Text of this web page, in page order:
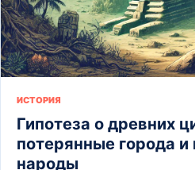
ИСТОРИЯ
Гипотеза о древних
потерянные города
народы